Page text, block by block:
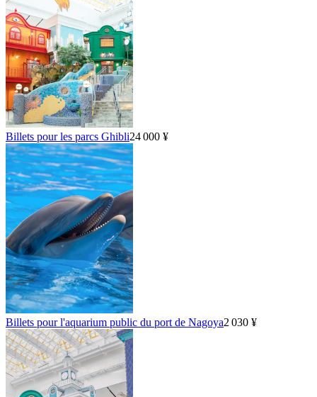
Billets pour les parcs Ghibli24 000 ¥
Billets pour l'aquarium public du port de Nagoya2 030 ¥